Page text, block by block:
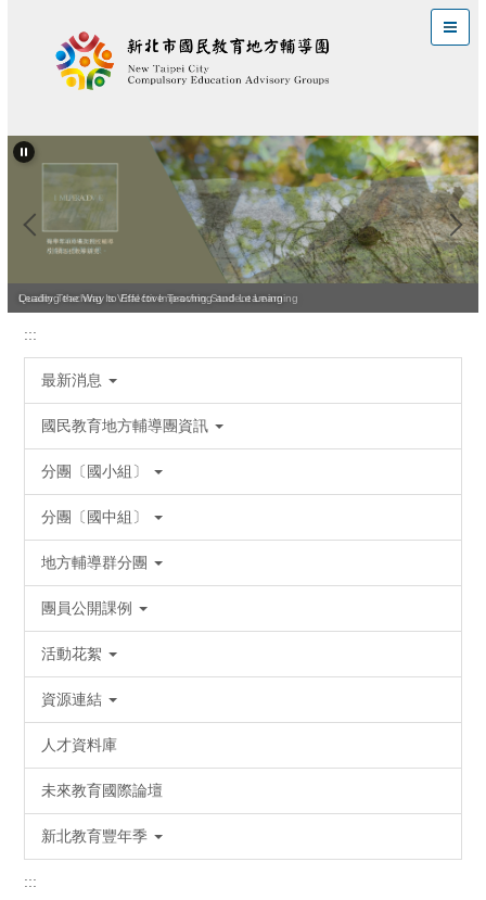
區
Quality Teaching Is Vital for Improving Student Learning
Leading the Way to Effective Teaching and Learning
:::
最新消息
國民教育地方輔導團資訊
分團〔國小組〕
分團〔國中組〕
地方輔導群分團
團員公開課例
活動花絮
資源連結
人才資料庫
未來教育國際論壇
新北教育豐年季
:::